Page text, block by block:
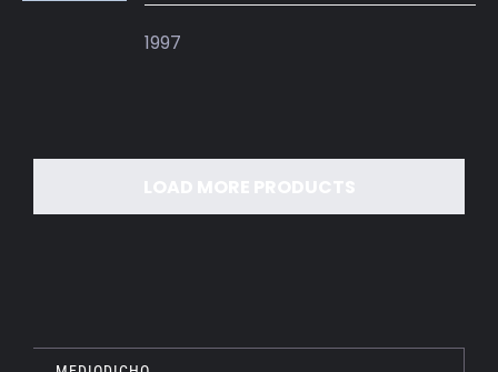
1997